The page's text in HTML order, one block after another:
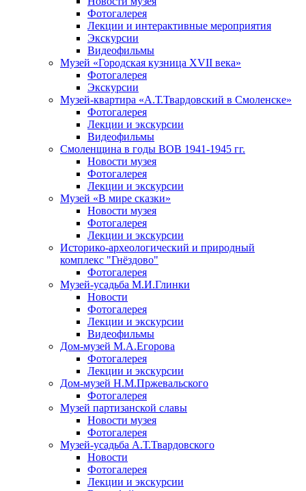
Фотогалерея
Лекции и интерактивные мероприятия
Экскурсии
Видеофильмы
Музей «Городская кузница XVII века»
Фотогалерея
Экскурсии
Музей-квартира «А.Т.Твардовский в Смоленске»
Фотогалерея
Лекции и экскурсии
Видеофильмы
Смоленщина в годы ВОВ 1941-1945 гг.
Новости музея
Фотогалерея
Лекции и экскурсии
Музей «В мире сказки»
Новости музея
Фотогалерея
Лекции и экскурсии
Историко-археологический и природный
комплекс "Гнёздово"
Фотогалерея
Музей-усадьба М.И.Глинки
Новости
Фотогалерея
Лекции и экскурсии
Видеофильмы
Дом-музей М.А.Егорова
Фотогалерея
Лекции и экскурсии
Дом-музей Н.М.Пржевальского
Фотогалерея
Музей партизанской славы
Новости музея
Фотогалерея
Музей-усадьба А.Т.Твардовского
Новости
Фотогалерея
Лекции и экскурсии